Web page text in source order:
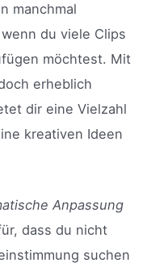
manchmal
du viele Clips
möchtest. Mit
erheblich
dir eine Vielzahl
kreativen Ideen
Anpassung
dass du nicht
suchen